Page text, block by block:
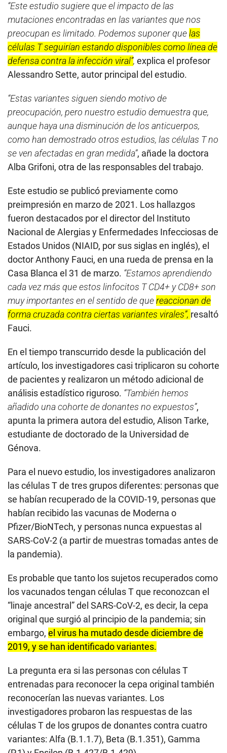
“Este estudio sugiere que el impacto de las
mutaciones encontradas en las variantes que nos
preocupan es limitado. Podemos suponer quelas
células T seguirían estando disponibles como línea de
defensa contra la infección viral”, explica el profesor
Alessandro Sette, autor principal del estudio.
“Estas variantes siguen siendo motivo de
preocupación, pero nuestro estudio demuestra que,
aunque haya una disminución de los anticuerpos,
como han demostrado otros estudios, las células T no
se ven afectadas en gran medida”, añade la doctora
Alba Grifoni, otra de las responsables del trabajo.
Este estudio se publicó previamente como
preimpresión en marzo de 2021. Los hallazgos
fueron destacados por el director del Instituto
Nacional de Alergias y Enfermedades Infecciosas de
Estados Unidos (NIAID, por sus siglas en inglés), el
doctor Anthony Fauci, en una rueda de prensa en la
Casa Blanca el 31 de marzo. “Estamos aprendiendo
cada vez más que estos linfocitos T CD4+ y CD8+ son
muy importantes en el sentido de quereaccionan de
forma cruzada contra ciertas variantes virales”, resaltó
Fauci.
En el tiempo transcurrido desde la publicación del
artículo, los investigadores casi triplicaron su cohorte
de pacientes y realizaron un método adicional de
análisis estadístico riguroso. “También hemos
añadido una cohorte de donantes no expuestos”,
apunta la primera autora del estudio, Alison Tarke,
estudiante de doctorado de la Universidad de
Génova.
Para el nuevo estudio, los investigadores analizaron
las células T de tres grupos diferentes: personas que
se habían recuperado de la COVID-19, personas que
habían recibido las vacunas de Moderna o
Pfizer/BioNTech, y personas nunca expuestas al
SARS-CoV-2 (a partir de muestras tomadas antes de
la pandemia).
Es probable que tanto los sujetos recuperados como
los vacunados tengan células T que reconozcan el
“linaje ancestral” del SARS-CoV-2, es decir, la cepa
original que surgió al principio de la pandemia; sin
embargo, el virus ha mutado desde diciembre de
2019, y se han identificado variantes.
La pregunta era si las personas con células T
entrenadas para reconocer la cepa original también
reconocerían las nuevas variantes. Los
investigadores probaron las respuestas de las
células T de los grupos de donantes contra cuatro
variantes: Alfa (B.1.1.7), Beta (B.1.351), Gamma